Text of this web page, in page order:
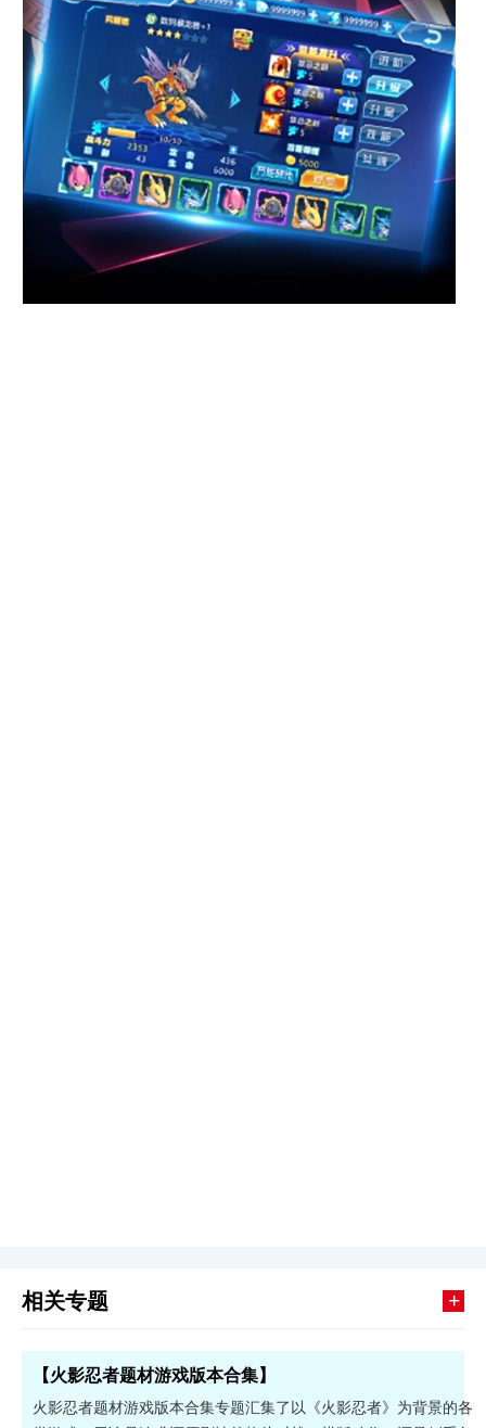
相关专题 +
【火影忍者题材游戏版本合集】
火影忍者题材游戏版本合集专题汇集了以《火影忍者》为背景的各